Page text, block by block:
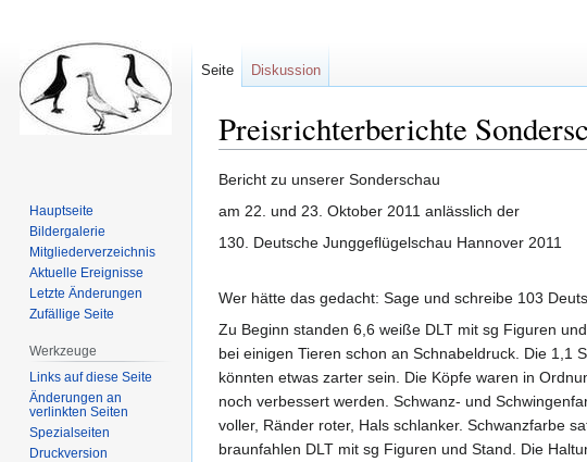
Preisrichterberichte
Zur
Navigation
Zur
Suche
Bericht zu unserer Sonderschau
am 22. und 23. Oktober 2011 anlässlich der
130. Deutsche Junggeflügelschau Hannover 2011
Wer hätte das gedacht: Sage und schreibe 103
Zu Beginn standen 6,6 weiße DLT mit sg Figuren
bei einigen Tieren schon an Schnabeldruck. Die 1,1
könnten etwas zarter sein. Die Köpfe waren in
noch verbessert werden. Schwanz- und
voller, Ränder roter, Hals schlanker. Schwanzfarbe
braunfahlen DLT mit sg Figuren und Stand. Die
Seite Diskussion
Hauptseite
Bildergalerie
Mitgliederverzeichnis
Aktuelle Ereignisse
Letzte Änderungen
Zufällige Seite
Werkzeuge
Links auf diese Seite
Änderungen an
verlinkten Seiten
Spezialseiten
Druckversion